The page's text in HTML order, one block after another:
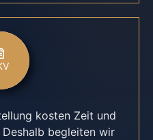
kosten Zeit und
begleiten wir